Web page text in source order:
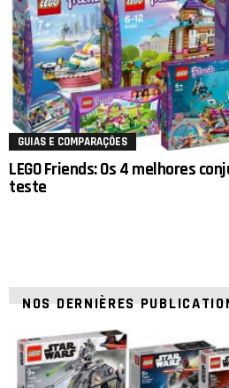
GUIAS E COMPARAÇÕES
LEGO Friends: Os 4 melhores
teste
NOS DERNIÈRES